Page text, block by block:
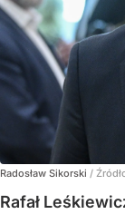
Radosław Sikorski /
Rafał